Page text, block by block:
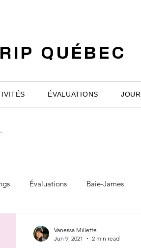
QUÉBEC
ÉVALUATIONS
Évaluations Baie-James
Basse-Côte-Nord
Vanessa Millette
Jun 9, 2021
2 min read